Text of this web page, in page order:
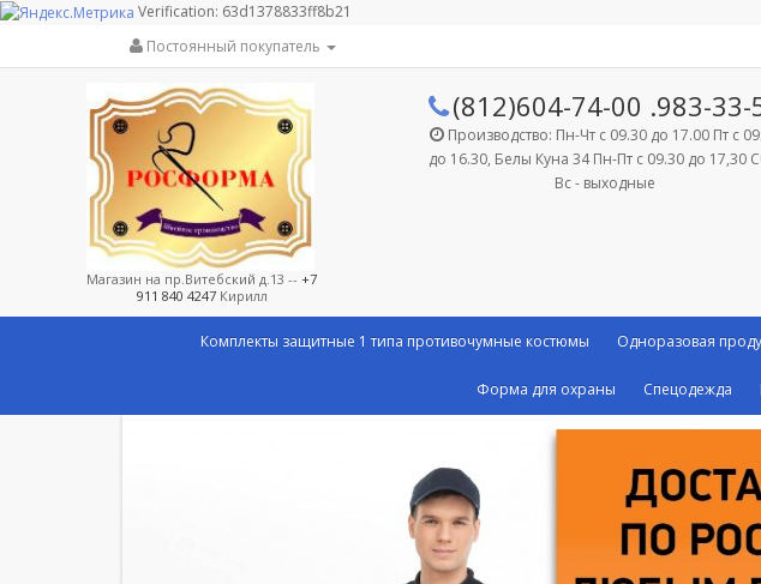
Verification: 63d1378833ff8b21
Постоянный покупатель
Магазин на пр.Витебский д.13 -- +7
911 840 4247Кирилл
(812)604-74-00 .983-33-
Производство: Пн-Чт с 09.30 до 17.00 Пт с
до 16.30, Белы Куна 34 Пн-Пт с 09.30 до 17,30
Вс - выходные
Комплекты защитные 1 типа противочумные костюмы Одноразовая
Форма для охраны Спецодежда